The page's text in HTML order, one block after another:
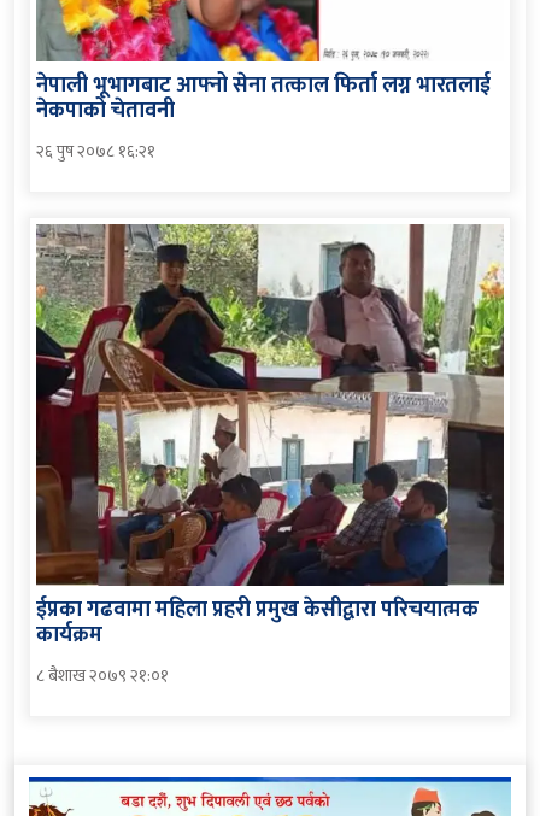
नेपाली भूभागबाट आफ्नो सेना तत्काल फिर्ता लग्न भारतलाई
नेकपाको चेतावनी
२६ पुष २०७८ १६:२१
ईप्रका गढवामा महिला प्रहरी प्रमुख केसीद्वारा परिचयात्मक
कार्यक्रम
८ बैशाख २०७९ २१:०१